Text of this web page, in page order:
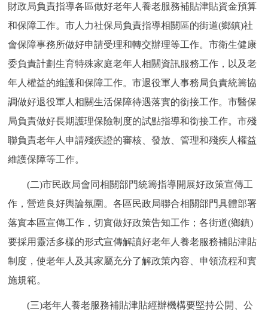
財政局負責指導各區做好老年人養老服務補貼津貼資金預算
和保障工作。市人力社保局負責指導相關區的街道(鄉鎮)社
會保障事務所做好申請受理和轉交辦理等工作。市衛生健康
委負責計劃生育特殊家庭老年人相關資訊服務工作，以及老
年人權益的維護和保障工作。市退役軍人事務局負責統籌協
調做好退役軍人相關生活保障待遇落實的銜接工作。市醫保
局負責做好長期護理保險制度的試點指導和銜接工作。市殘
聯負責老年人申請殘疾證的審核、發放、管理和殘疾人權益
維護保障等工作。
(二)市民政局會同相關部門統籌指導開展好政策宣傳工
作，營造良好輿論氛圍。各區民政局聯合相關部門具體部署
落實本區宣傳工作，切實做好政策告知工作；各街道(鄉鎮)
要採用靈活多樣的形式宣傳解讀好老年人養老服務補貼津貼
制度，使老年人及其家屬充分了解政策內容、申領流程和實
施規範。
(三)老年人養老服務補貼津貼經辦機構要堅持公開、公